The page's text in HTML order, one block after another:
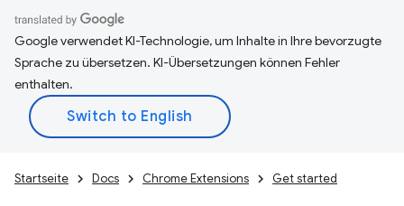
Google verwendet KI-Technologie, um Inhalte in Ihre bevorzugte
Sprache zu übersetzen. KI-Übersetzungen können Fehler
enthalten.
Startseite Docs Chrome Extensions Get started